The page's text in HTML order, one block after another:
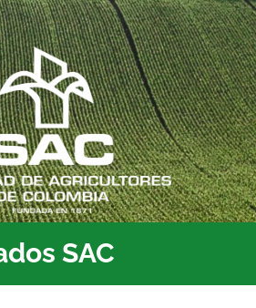
SAC